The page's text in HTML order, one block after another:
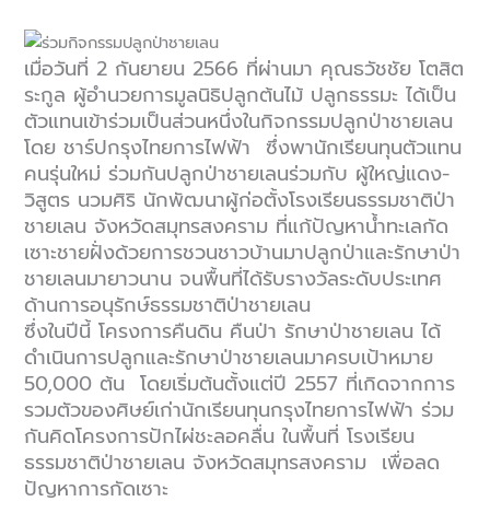
เมื่อวันที่ 2 กันยายน 2566 ที่ผ่านมา คุณธวัชชัย โตสิต
ระกูล ผู้อำนวยการมูลนิธิปลูกต้นไม้ ปลูกธรรมะ ได้เป็น
ตัวแทนเข้าร่วมเป็นส่วนหนึ่งในกิจกรรมปลูกป่าชายเลน
โดย ชาร์ปกรุงไทยการไฟฟ้า ซึ่งพานักเรียนทุนตัวแทน
คนรุ่นใหม่ ร่วมกันปลูกป่าชายเลนร่วมกับ ผู้ใหญ่แดง-
วิสูตร นวมศิริ นักพัฒนาผู้ก่อตั้งโรงเรียนธรรมชาติป่า
ชายเลน จังหวัดสมุทรสงคราม ที่แก้ปัญหาน้ำทะเลกัด
เซาะชายฝั่งด้วยการชวนชาวบ้านมาปลูกป่าและรักษาป่า
ชายเลนมายาวนาน จนพื้นที่ได้รับรางวัลระดับประเทศ
ด้านการอนุรักษ์ธรรมชาติป่าชายเลน
ซึ่งในปีนี้ โครงการคืนดิน คืนป่า รักษาป่าชายเลน ได้
ดำเนินการปลูกและรักษาป่าชายเลนมาครบเป้าหมาย
50,000 ต้น โดยเริ่มต้นตั้งแต่ปี 2557 ที่เกิดจากการ
รวมตัวของศิษย์เก่านักเรียนทุนกรุงไทยการไฟฟ้า ร่วม
กันคิดโครงการปักไผ่ชะลอคลื่น ในพื้นที่ โรงเรียน
ธรรมชาติป่าชายเลน จังหวัดสมุทรสงคราม เพื่อลด
ปัญหาการกัดเซาะ